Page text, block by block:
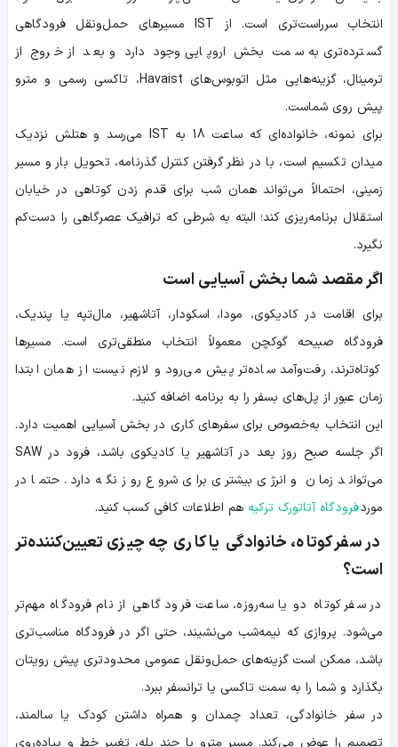
انتخاب سرراست‌تری است. از IST مسیرهای حمل‌ونقل فرودگاهی
گسترده‌تری به سمت بخش اروپایی وجود دارد و بعد از خروج از
ترمینال، گزینه‌هایی مثل اتوبوس‌های Havaist، تاکسی رسمی و مترو
پیش روی شماست.
برای نمونه، خانواده‌ای که ساعت 18 به IST می‌رسد و هتلش نزدیک
میدان تکسیم است، با در نظر گرفتن کنترل گذرنامه، تحویل بار و مسیر
زمینی، احتمالاً می‌تواند همان شب برای قدم زدن کوتاهی در خیابان
استقلال برنامه‌ریزی کند؛ البته به شرطی که ترافیک عصرگاهی را دست‌کم
نگیرد.
اگر مقصد شما بخش آسیایی است
برای اقامت در کادیکوی، مودا، اسکودار، آتاشهیر، مال‌تپه یا پندیک،
فرودگاه صبیحه گوکچن معمولاً انتخاب منطقی‌تری است. مسیرها
کوتاه‌ترند، رفت‌وآمد ساده‌تر پیش می‌رود و لازم نیست از همان ابتدا
زمان عبور از پل‌های بسفر را به برنامه اضافه کنید.
این انتخاب به‌خصوص برای سفرهای کاری در بخش آسیایی اهمیت دارد.
اگر جلسه صبح روز بعد در آتاشهیر یا کادیکوی باشد، فرود در SAW
می‌تواند زمان و انرژی بیشتری برای شروع روز نگه دارد. حتما در
موردفرودگاه آتاتورک ترکیه هم اطلاعات کافی کسب کنید.
در سفر کوتاه، خانوادگی یا کاری چه چیزی تعیین‌کننده‌تر
است؟
در سفر کوتاه دو یا سه‌روزه، ساعت فرود گاهی از نام فرودگاه مهم‌تر
می‌شود. پروازی که نیمه‌شب می‌نشیند، حتی اگر در فرودگاه مناسب‌تری
باشد، ممکن است گزینه‌های حمل‌ونقل عمومی محدودتری پیش رویتان
بگذارد و شما را به سمت تاکسی یا ترانسفر ببرد.
در سفر خانوادگی، تعداد چمدان و همراه داشتن کودک یا سالمند،
تصمیم را عوض می‌کند. مسیر مترو با چند پله، تغییر خط و پیاده‌روی